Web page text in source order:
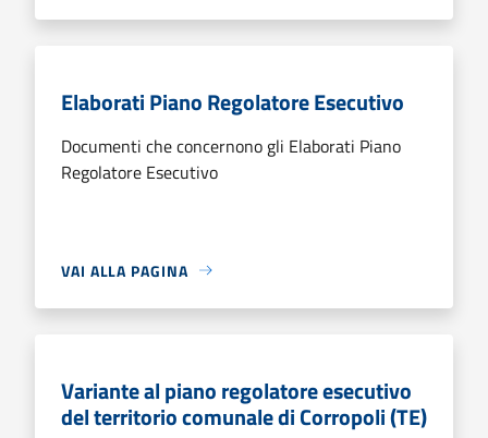
Elaborati Piano Regolatore Esecutivo
Documenti che concernono gli Elaborati Piano
Regolatore Esecutivo
VAI ALLA PAGINA
Variante al piano regolatore esecutivo
del territorio comunale di Corropoli (TE)